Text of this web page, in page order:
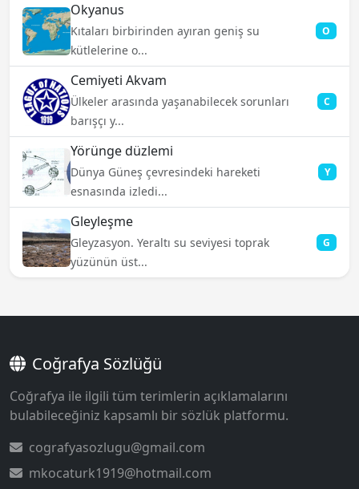
Okyanus
Kıtaları birbirinden ayıran geniş su
kütlelerine o...
O
Cemiyeti Akvam
Ülkeler arasında yaşanabilecek sorunları
barışçı y...
C
Yörünge düzlemi
Dünya Güneş çevresindeki hareketi
esnasında izledi...
Y
Gleyleşme
Gleyzasyon. Yeraltı su seviyesi toprak
yüzünün üst...
G
Coğrafya Sözlüğü
Coğrafya ile ilgili tüm terimlerin açıklamalarını
bulabileceğiniz kapsamlı bir sözlük platformu.
cografyasozlugu@gmail.com
mkocaturk1919@hotmail.com